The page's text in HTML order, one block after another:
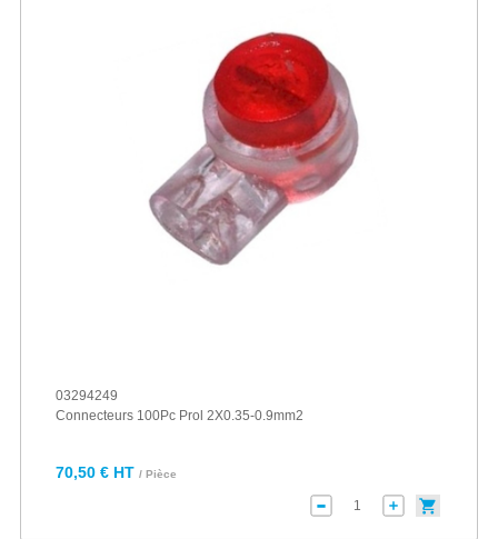
03294249
Connecteurs 100Pc Prol 2X0.35-0.9mm2
70,50 € HT / Pièce